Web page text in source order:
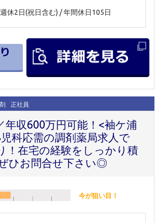
休2日(祝日含む) / 年間休日105日
正社員
年収600万円可能！<袖ケ浦
科応需の調剤薬局求人で
！在宅の経験をしっかり積
ひお問合せ下さい◎
今が狙い目！